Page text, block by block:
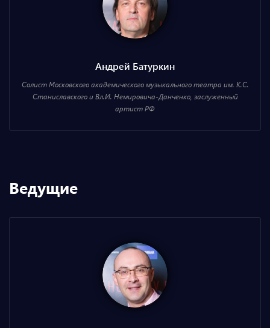
Андрей Батуркин
Солист Московского академического музыкального театра им. К.С.
Станиславского и Вл.И. Немировича-Данченко, заслуженный
артист РФ
Ведущие